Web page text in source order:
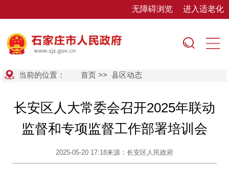
无障碍浏览 进入适老化
当前的位置： 首页 >>县区动态
长安区人大常委会召开2025年联动
监督和专项监督工作部署培训会
2025-05-20 17:18来源：长安区人民政府